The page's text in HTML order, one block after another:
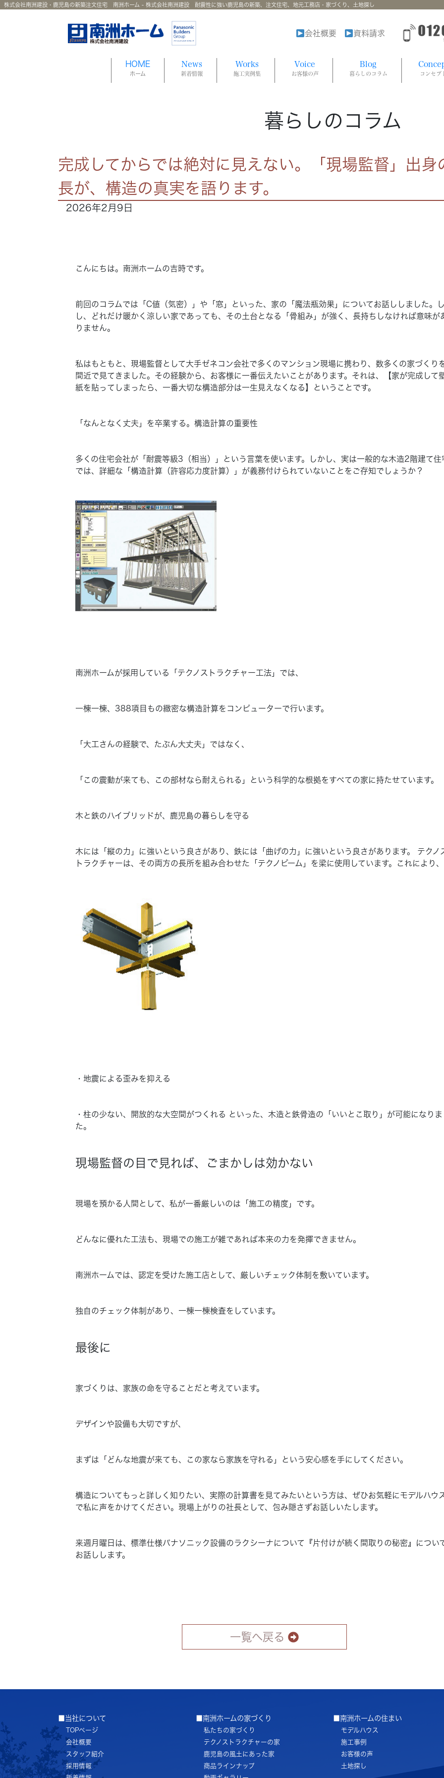
株式会社南洲建設・鹿児島の新築注文住宅 南洲ホーム - 株式会社南洲建設 耐震性に強い鹿児島の新築、注文住宅、地元工務店・家づくり、土地探し
会社概要 資料請求
HOME
ホーム
News
新着情報
Works
施工実例集
Voice
お客様の声
Blog
暮らしのコラム コンセプ
暮らしのコラム
完成してからでは絶対に見えない。「現場監督」出身
長が、構造の真実を語ります。
2026年2月9日
こんにちは。南洲ホームの吉時です。
前回のコラムでは 「C値（気密）」 や 「窓」 といった、家の 「魔法瓶効果」
についてお話ししました。
し、どれだけ暖かく涼しい家であっても、その土台となる「骨組み」が強く、長持ちしなければ意味が
りません。
私はもともと、現場監督として大手ゼネコン会社で多くのマンション現場に携わり、数多くの家づくり
間近で見てきました。その経験から、お客様に一番伝えたいことがあります。それは、【家が完成して
紙を貼ってしまったら、一番大切な構造部分は一生見えなくなる】ということです。
「なんとなく丈夫」を卒業する。構造計算の重要性
多くの住宅会社が「耐震等級3（相当）」という言葉を使います。しかし、実は一般的な木造2階建て住
では、詳細な「構造計算（許容応力度計算）」が義務付けられていないことをご存知でしょうか？
南洲ホームが採用している「テクノストラクチャー工法」では、
一棟一棟、388項目もの緻密な構造計算をコンピューターで行います。
「大工さんの経験で、たぶん大丈夫」ではなく、
「この震動が来ても、この部材なら耐えられる」という 科学的な根拠をすべての家に持たせています。
木と鉄のハイブリッドが、鹿児島の暮らしを守る
木には「縦の力」に強いという良さがあり、鉄には「曲げの力」に強いという良さがあります。 テクノ
トラクチャーは、その両方の長所を組み合わせた「テクノビーム」を梁に使用しています。これにより、
・ 地震による歪みを抑える
・ 柱の少ない、開放的な大空間がつくれる
といった、木造と鉄骨造の「いいとこ取り」が可能になりま
た。
現場監督の目で見れば、ごまかしは効かない
現場を預かる人間として、私が一番厳しいのは「施工の精度」です。
どんなに優れた工法も、現場での施工が雑であれば本来の力を発揮できません。
南洲ホームでは、認定を受けた施工店として、厳しいチェック体制を敷いています。
独自のチェック体制があり、一棟一棟検査をしています。
最後に
家づくりは、家族の命を守ることだと考えています。
デザインや設備も大切ですが、
まずは「どんな地震が来ても、この家なら家族を守れる」という安心感を手にしてください。
構造についてもっと詳しく知りたい、実際の計算書を見てみたいという方は、ぜひお気軽にモデルハウ
で私に声をかけてください。現場上がりの社長として、包み隠さずお話しいたします。
来週月曜日は、標準仕様パナソニック設備のラクシーナについて『片付けが続く間取りの秘密』につい
お話しします。
一覧へ戻る
■当社について
TOPページ
会社概要
スタッフ紹介
採用情報
■南洲ホームの家づくり
私たちの家づくり
テクノストラクチャーの家
鹿児島の風土にあった家
商品ラインナップ
■南洲ホームの住まい
モデルハウス
施工事例
お客様の声
土地探し